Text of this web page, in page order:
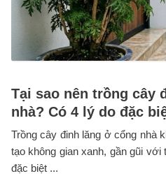
Tại sao nên trồng cây
nhà? Có 4 lý do đặc
Trồng cây đinh lăng ở cổng nhà
tạo không gian xanh, gần gũi
đặc biệt ...